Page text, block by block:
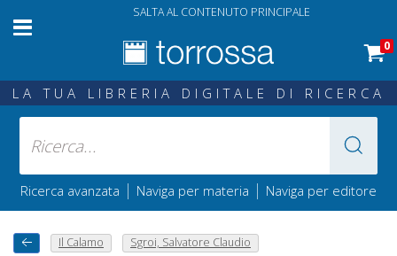
SALTA AL CONTENUTO PRINCIPALE
0
LA TUA LIBRERIA DIGITALE DI RICERCA
Ricerca avanzata | Naviga per materia | Naviga per editore
Il Calamo
Sgroi, Salvatore Claudio